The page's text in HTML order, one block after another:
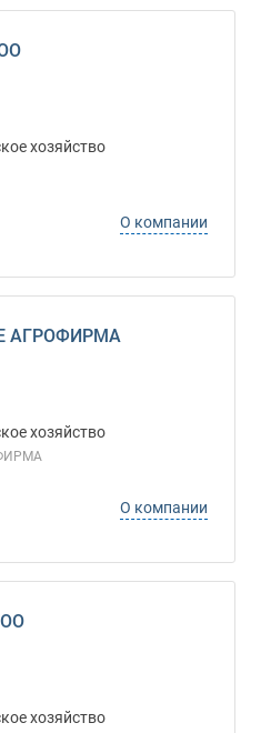
хозяйство
О компании
АГРОФИРМА
хозяйство
О компании
хозяйство